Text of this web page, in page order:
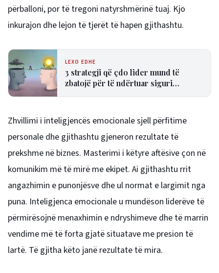
përballoni, por të tregoni natyrshmërinë tuaj. Kjo
inkurajon dhe lejon të tjerët të hapen gjithashtu.
LEXO EDHE
3 strategji që çdo lider mund të
zbatojë për të ndërtuar siguri
Zhvillimi i inteligjencës emocionale sjell përfitime
personale dhe gjithashtu gjeneron rezultate të
prekshme në biznes. Masterimi i këtyre aftësive çon në
komunikim më të mirë me ekipet. Ai gjithashtu rrit
angazhimin e punonjësve dhe ul normat e largimit nga
puna. Inteligjenca emocionale u mundëson liderëve të
përmirësojnë menaxhimin e ndryshimeve dhe të marrin
vendime më të forta gjatë situatave me presion të
lartë. Të gjitha këto janë rezultate të mira.